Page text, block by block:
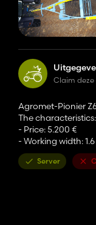
Claim deze
Agromet-Pionier
The characteristics:
- Price: 5.200 €
- Working width:
Server